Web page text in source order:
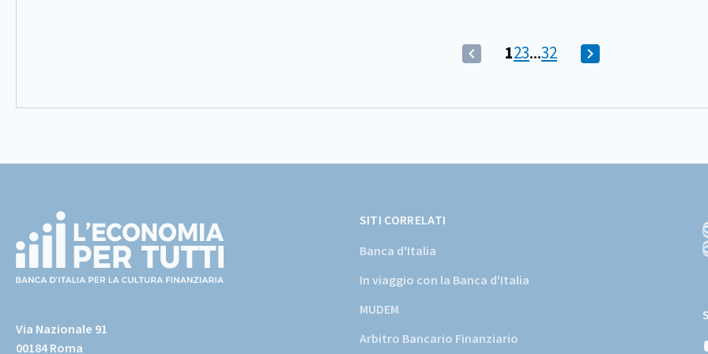
(Comando
Vai
(Comando
Pagina
1Vai
schermata
2Vai
schermata
3...Vai
schermata
32
Vai
schermata
page)
Via Nazionale 91
00184 Roma
SITI CORRELATI
Banca d'Italia
In viaggio con la Banca d'Italia
MUDEM
Arbitro Bancario Finanziario